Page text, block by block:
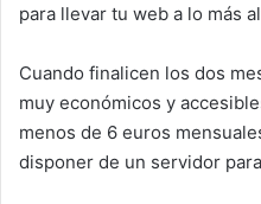
para llevar tu web a lo más
Cuando finalicen los dos
muy económicos y
menos de 6 euros
disponer de un servidor